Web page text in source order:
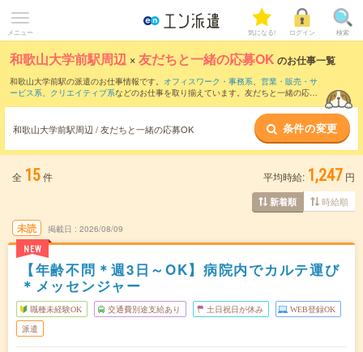
メニュー 気になる! ログイン 検索
和歌山大学前駅周辺 ×友だちと一緒の応募OK のお仕事一覧
和歌山大学前駅の派遣のお仕事情報です。 オフィスワーク・事務系、 営業・販売・サ
ービス系、 クリエイティブ系などのお仕事を取り揃えています。友だちと一緒の応募
和歌山大学前駅周辺 / 友だちと一緒の応募OK 条件の変更
全 15件 平均時給: 1,247 円
新着順 時給順
未読
NEW
掲載日 2026/08/09
【年齢不問＊週3日～OK】病院内でカルテ運び
＊メッセンジャー
職種未経験OK 交通費別途支給あり 土日祝日が休み WEB登録OK
派遣